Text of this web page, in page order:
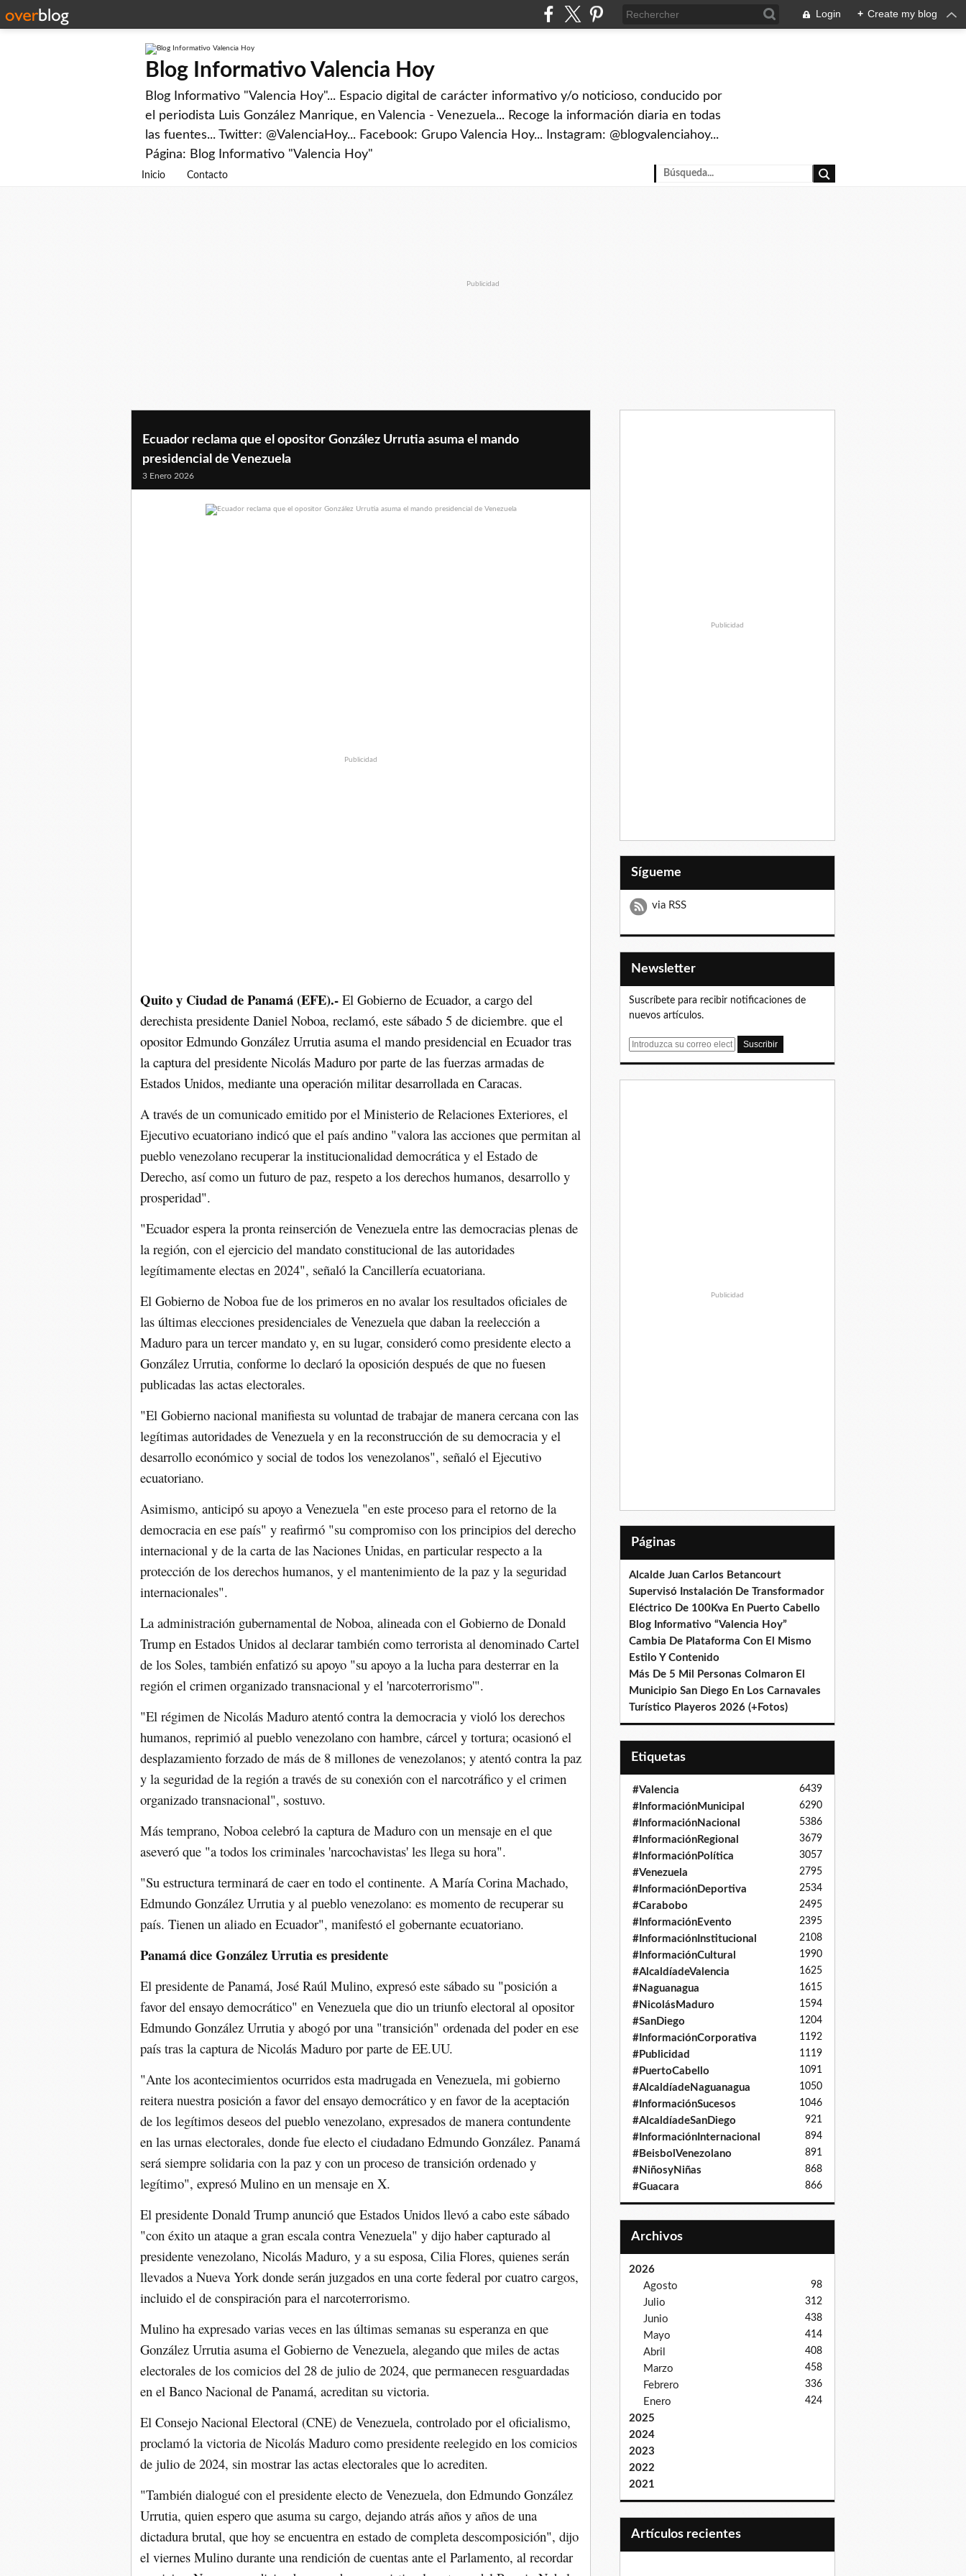
Login + Create my blog
Blog Informativo Valencia Hoy
Blog Informativo "Valencia Hoy"... Espacio digital de carácter informativo y/o noticioso, conducido por
el periodista Luis González Manrique, en Valencia - Venezuela... Recoge la información diaria en todas
las fuentes... Twitter: @ValenciaHoy... Facebook: Grupo Valencia Hoy... Instagram: @blogvalenciahoy...
Página: Blog Informativo "Valencia Hoy"
Inicio Contacto
Publicidad
Ecuador reclama que el opositor González Urrutia asuma el mando
presidencial de Venezuela
3 Enero 2026
Publicidad
Quito y Ciudad de Panamá (EFE).- El Gobierno de Ecuador, a cargo del
derechista presidente Daniel Noboa, reclamó, este sábado 5 de diciembre. que el
opositor Edmundo González Urrutia asuma el mando presidencial en Ecuador tras
la captura del presidente Nicolás Maduro por parte de las fuerzas armadas de
Estados Unidos, mediante una operación militar desarrollada en Caracas.
A través de un comunicado emitido por el Ministerio de Relaciones Exteriores, el
Ejecutivo ecuatoriano indicó que el país andino "valora las acciones que permitan al
pueblo venezolano recuperar la institucionalidad democrática y el Estado de
Derecho, así como un futuro de paz, respeto a los derechos humanos, desarrollo y
prosperidad".
"Ecuador espera la pronta reinserción de Venezuela entre las democracias plenas de
la región, con el ejercicio del mandato constitucional de las autoridades
legítimamente electas en 2024", señaló la Cancillería ecuatoriana.
El Gobierno de Noboa fue de los primeros en no avalar los resultados oficiales de
las últimas elecciones presidenciales de Venezuela que daban la reelección a
Maduro para un tercer mandato y, en su lugar, consideró como presidente electo a
González Urrutia, conforme lo declaró la oposición después de que no fuesen
publicadas las actas electorales.
"El Gobierno nacional manifiesta su voluntad de trabajar de manera cercana con las
legítimas autoridades de Venezuela y en la reconstrucción de su democracia y el
desarrollo económico y social de todos los venezolanos", señaló el Ejecutivo
ecuatoriano.
Asimismo, anticipó su apoyo a Venezuela "en este proceso para el retorno de la
democracia en ese país" y reafirmó "su compromiso con los principios del derecho
internacional y de la carta de las Naciones Unidas, en particular respecto a la
protección de los derechos humanos, y el mantenimiento de la paz y la seguridad
internacionales".
La administración gubernamental de Noboa, alineada con el Gobierno de Donald
Trump en Estados Unidos al declarar también como terrorista al denominado Cartel
de los Soles, también enfatizó su apoyo "su apoyo a la lucha para desterrar en la
región el crimen organizado transnacional y el 'narcoterrorismo'".
"El régimen de Nicolás Maduro atentó contra la democracia y violó los derechos
humanos, reprimió al pueblo venezolano con hambre, cárcel y tortura; ocasionó el
desplazamiento forzado de más de 8 millones de venezolanos; y atentó contra la paz
y la seguridad de la región a través de su conexión con el narcotráfico y el crimen
organizado transnacional", sostuvo.
Más temprano, Noboa celebró la captura de Maduro con un mensaje en el que
aseveró que "a todos los criminales 'narcochavistas' les llega su hora".
"Su estructura terminará de caer en todo el continente. A María Corina Machado,
Edmundo González Urrutia y al pueblo venezolano: es momento de recuperar su
país. Tienen un aliado en Ecuador", manifestó el gobernante ecuatoriano.
Panamá dice González Urrutia es presidente
El presidente de Panamá, José Raúl Mulino, expresó este sábado su "posición a
favor del ensayo democrático" en Venezuela que dio un triunfo electoral al opositor
Edmundo González Urrutia y abogó por una "transición" ordenada del poder en ese
país tras la captura de Nicolás Maduro por parte de EE.UU.
"Ante los acontecimientos ocurridos esta madrugada en Venezuela, mi gobierno
reitera nuestra posición a favor del ensayo democrático y en favor de la aceptación
de los legítimos deseos del pueblo venezolano, expresados de manera contundente
en las urnas electorales, donde fue electo el ciudadano Edmundo González. Panamá
será siempre solidaria con la paz y con un proceso de transición ordenado y
legítimo", expresó Mulino en un mensaje en X.
El presidente Donald Trump anunció que Estados Unidos llevó a cabo este sábado
"con éxito un ataque a gran escala contra Venezuela" y dijo haber capturado al
presidente venezolano, Nicolás Maduro, y a su esposa, Cilia Flores, quienes serán
llevados a Nueva York donde serán juzgados en una corte federal por cuatro cargos,
incluido el de conspiración para el narcoterrorismo.
Mulino ha expresado varias veces en las últimas semanas su esperanza en que
González Urrutia asuma el Gobierno de Venezuela, alegando que miles de actas
electorales de los comicios del 28 de julio de 2024, que permanecen resguardadas
en el Banco Nacional de Panamá, acreditan su victoria.
El Consejo Nacional Electoral (CNE) de Venezuela, controlado por el oficialismo,
proclamó la victoria de Nicolás Maduro como presidente reelegido en los comicios
de julio de 2024, sin mostrar las actas electorales que lo acrediten.
"También dialogué con el presidente electo de Venezuela, don Edmundo González
Urrutia, quien espero que asuma su cargo, dejando atrás años y años de una
dictadura brutal, que hoy se encuentra en estado de completa descomposición", dijo
el viernes Mulino durante una rendición de cuentas ante el Parlamento, al recordar
Publicidad
Sígueme
via RSS
Newsletter
Suscríbete para recibir notificaciones de
nuevos artículos.
E
Publicidad
Páginas
Alcalde Juan Carlos Betancourt
Supervisó Instalación De Transformador
Eléctrico De 100Kva En Puerto Cabello
Blog Informativo “Valencia Hoy”
Cambia De Plataforma Con El Mismo
Estilo Y Contenido
Más De 5 Mil Personas Colmaron El
Municipio San Diego En Los Carnavales
Turístico Playeros 2026 (+Fotos)
Etiquetas
#Valencia 6439
#InformaciónMunicipal 6290
#InformaciónNacional 5386
#InformaciónRegional 3679
#InformaciónPolítica 3057
#Venezuela 2795
#InformaciónDeportiva 2534
#Carabobo 2495
#InformaciónEvento 2395
#InformaciónInstitucional 2108
#InformaciónCultural 1990
#AlcaldíadeValencia 1625
#Naguanagua 1615
#NicolásMaduro 1594
#SanDiego 1204
#InformaciónCorporativa 1192
#Publicidad 1119
#PuertoCabello 1091
#AlcaldíadeNaguanagua 1050
#InformaciónSucesos 1046
#AlcaldíadeSanDiego 921
#InformaciónInternacional 894
#BeisbolVenezolano 891
#NiñosyNiñas 868
#Guacara 866
Archivos
2026
Agosto
98
Julio 312
Junio 438
Mayo 414
Abril 408
Marzo 458
Febrero 336
Enero 424
2025
2024
2023
2022
2021
Artículos recientes